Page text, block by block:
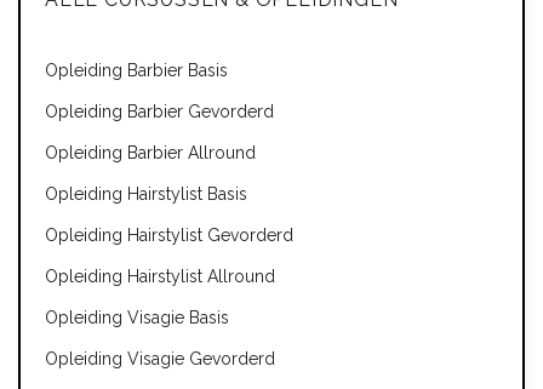
Opleiding Barbier Basis
Opleiding Barbier Gevorderd
Opleiding Barbier Allround
Opleiding Hairstylist Basis
Opleiding Hairstylist Gevorderd
Opleiding Hairstylist Allround
Opleiding Visagie Basis
Opleiding Visagie Gevorderd